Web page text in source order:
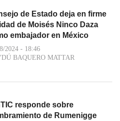
de Estado deja en firme
de Moisés Ninco Daza
embajador en México
2024 - 18:46
BAQUERO MATTAR
responde sobre
de Rumenigge